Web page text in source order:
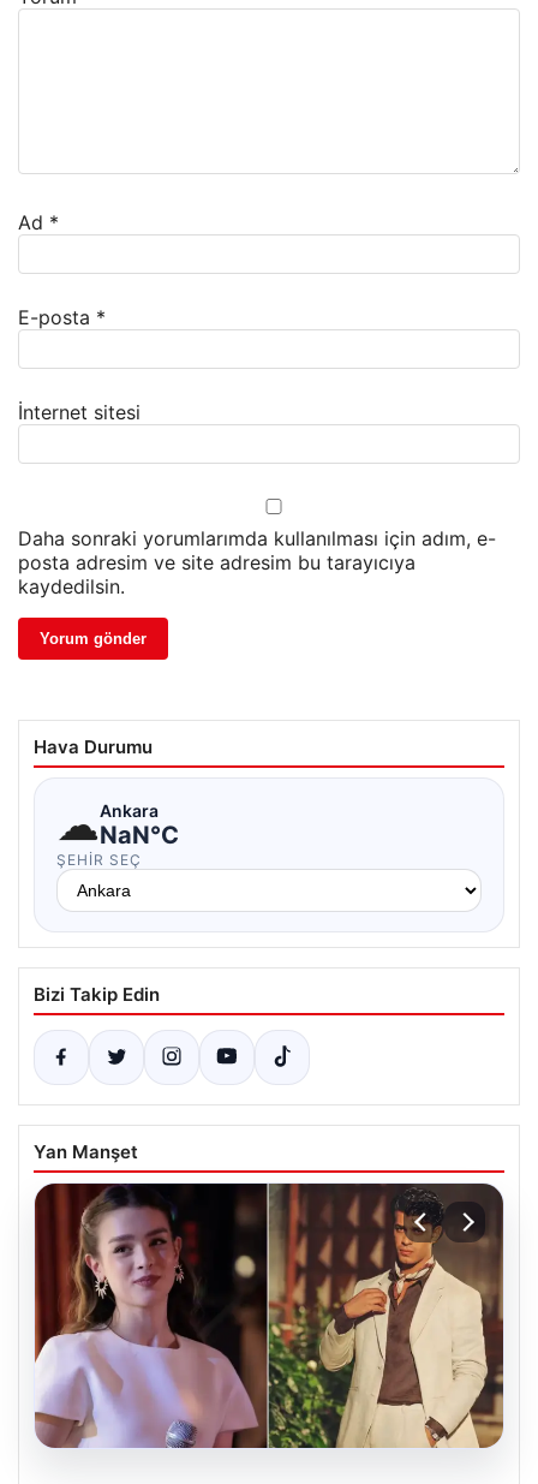
Ad *
E-posta *
İnternet sitesi
Daha sonraki yorumlarımda kullanılması için adım, e-
posta adresim ve site adresim bu tarayıcıya
kaydedilsin.
Hava Durumu
☁Ankara
NaN°C
ŞEHIR SEÇ
Bizi Takip Edin
Yan Manşet